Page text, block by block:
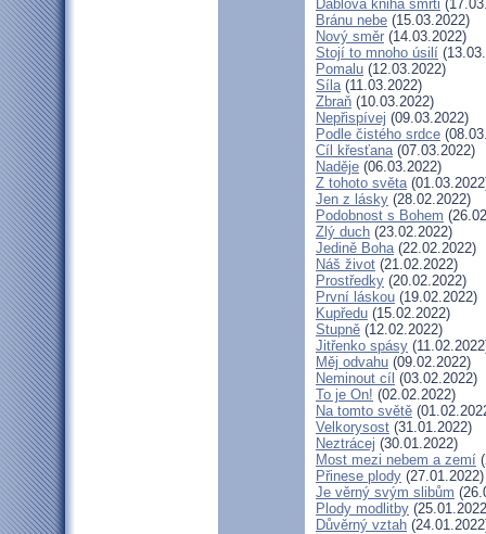
Ďáblova kniha smrti
Bránu nebe (15.03.2022)
Nový směr (14.03.2022)
Stojí to mnoho úsilí
Pomalu (12.03.2022)
Síla(11.03.2022)
Zbraň (10.03.2022)
Nepřispívej (09.03.2022)
Podle čistého srdce
Cíl křesťana(07.03.2022)
Naděje (06.03.2022)
Z tohoto světa
Jen z lásky (28.02.2022)
Podobnost s Bohem
Zlý duch (23.02.2022)
Jedině Boha(22.02.2022)
Náš život (21.02.2022)
Prostředky (20.02.2022)
První láskou (19.02.2022)
Kupředu (15.02.2022)
Stupně (12.02.2022)
Jitřenko spásy
Měj odvahu (09.02.2022)
Neminout cíl (03.02.2022)
To je On! (02.02.2022)
Na tomto světě
Velkorysost (31.01.2022)
Neztrácej (30.01.2022)
Most mezi nebem a zemí
Přinese plody (27.01.2022)
Je věrný svým slibům
Plody modlitby
Důvěrný vztah